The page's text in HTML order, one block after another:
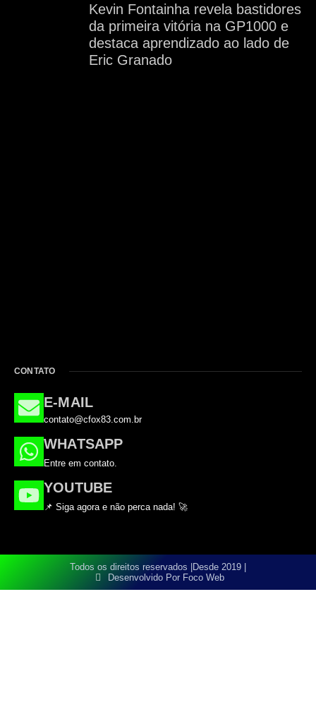
Kevin Fontainha revela bastidores
da primeira vitória na GP1000 e
destaca aprendizado ao lado de
Eric Granado
CONTATO
E-MAIL
contato@cfox83.com.br
WHATSAPP
Entre em contato.
YOUTUBE
📌 Siga agora e não perca nada! 🚀
Todos os direitos reservados |
Desde 2019 |
Desenvolvido Por Foco Web